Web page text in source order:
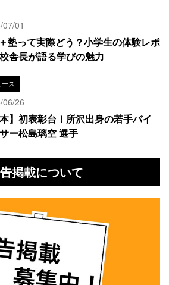
01
塾って実際どう？小学生の体験レポ
舎長が語る学びの魅力
ス
06/26
本】初表彰台！所沢出身の若手バイ
ー松島璃空 選手
掲載について